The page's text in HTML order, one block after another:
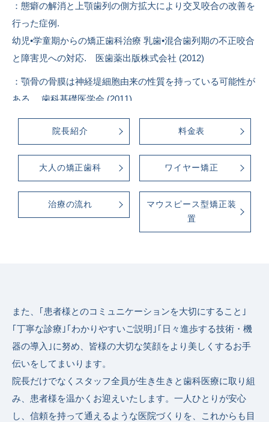
：態癖の解消と上顎歯列の側方拡大により交叉咬合の改善を
行った症例.
幼児•学童期からの矯正歯科治療 乳歯•混合歯列期の不正咬合
と障害児への対応. 医歯薬出版株式会社 (2012)
：顎骨の骨膜は神経堤細胞由来の性質を持っている可能性が
ある. 歯科基礎医学会 (2011)
院長紹介 料金表
大人の矯正歯科 ワイヤー矯正
治療の流れ
マウスピース型矯正装
置
また、｢患者様とのコミュニケーションを大切にすること｣
｢丁寧な診療｣｢わかりやすいご説明｣｢日々進歩する技術・機
器の導入｣に努め、皆様の大切な笑顔をより美しくするお手
伝いをしてまいります。
院長だけでなくスタッフ全員が生き生きと歯科医療に取り組
み、患者様を温かくお迎えいたします。一人ひとりが安心
し、信頼を持って通えるような医院づくりを、これからも目